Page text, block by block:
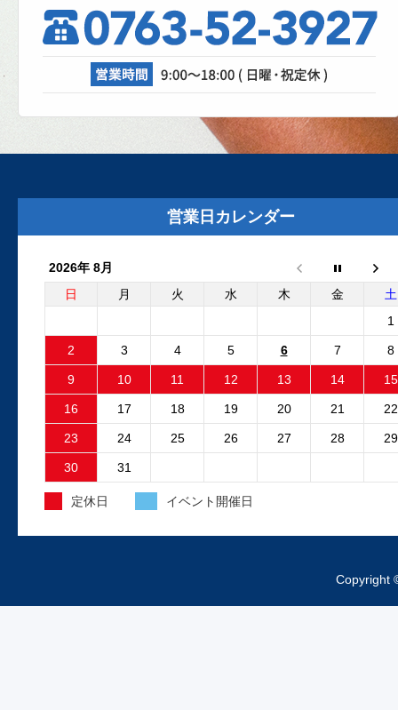
理、成功なるか！？
自動車修理工場では、日々さまざまな設備
が活躍しています。リフト、各エアツー
ル、溶接機、診断機etc....
2025.8.29
外装リニューアルしました
た。グレーの建物と新しいロゴマークの看
板が目印です。Google...
フリーランダー2 電動ファンコ
ントロールユニット 純正品と
外品比較
フリーランダー2でエンジン停止後も電動
ファンが回り続ける故障が発生しました。
故障原因はファンコントロ...
外装工事中のお知らせ
昨日より、工場の外装工事が始まっており
営業日カレンダー
2026年 8月
日
月 火 水 木 金
土
1
2 3 4 5 6 7 8
9 10 11 12 13 14 15
16 17 18 19 20 21 22
23 24 25 26 27 28 29
30 31
定休日 イベント開催日
Copyright